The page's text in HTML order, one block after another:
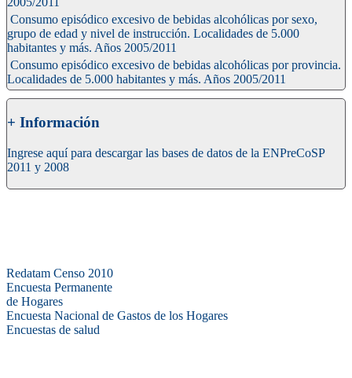
Consumo episódico excesivo de bebidas alcohólicas por sexo,
grupo de edad y nivel de instrucción. Localidades de 5.000
habitantes y más. Años 2005/2011
Consumo episódico excesivo de bebidas alcohólicas por provincia.
Localidades de 5.000 habitantes y más. Años 2005/2011
+ Información
Ingrese aquí para descargar las bases de datos de la ENPreCoSP
2011 y 2008
Redatam Censo 2010
Encuesta Permanente
de Hogares
Encuesta Nacional de Gastos de los Hogares
Encuestas de salud